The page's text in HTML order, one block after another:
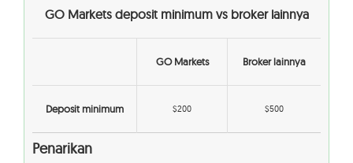
GO Markets deposit minimum vs broker lainnya
GO Markets Broker lainnya
Deposit minimum $200 $500
Penarikan